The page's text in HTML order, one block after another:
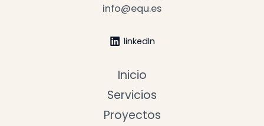
info@equ.es
linkedIn
Inicio
Servicios
Proyectos